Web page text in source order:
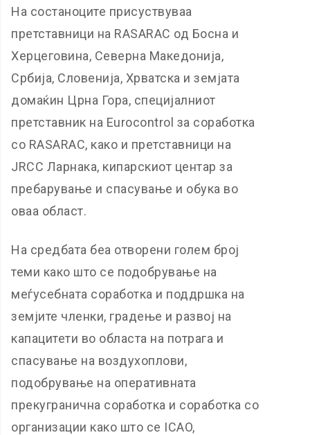
На состаноците присуствуваа
претставници на RASARAC од Босна и
Херцеговина, Северна Македонија,
Србија, Словенија, Хрватска и земјата
домаќин Црна Гора, специјалниот
претставник на Eurocontrol за соработка
со RASARAC, како и претставници на
JRCC Ларнака, кипарскиот центар за
пребарување и спасување и обука во
оваа област.
На средбата беа отворени голем број
теми како што се подобрување на
меѓусебната соработка и поддршка на
земјите членки, градење и развој на
капацитети во областа на потрага и
спасување на воздухоплови,
подобрување на оперативната
прекугранична соработка и соработка со
организации како што се ICAO,